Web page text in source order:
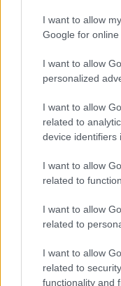
I want to allow
Google for
I want to allow
personalized
I want to allow
related to
device identifiers
I want to allow
related to
I want to allow
related to
I want to allow
related to
functionality and
federale che
degli
Il criterio di
restare aperte),
negli Stati
correttamente
socialismo reale.
pianificazione
pianificatore può
come, in sintesi
che dovremmo
statunitense.